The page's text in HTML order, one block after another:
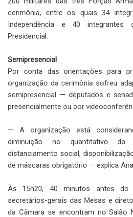
cerimônia, entre os quais 34
Independência e 40 integrantes
Presidencial.
Semipresencial
Por conta das orientações para
organização da cerimônia sofreu
semipresencial — deputados e
presencialmente ou por
— A organização está
diminuição no quantitativo da
distanciamento social,
de máscaras obrigatório — explica
Às 15h20, 40 minutos antes
secretários-gerais das Mesas e
da Câmara se encontram no Salão